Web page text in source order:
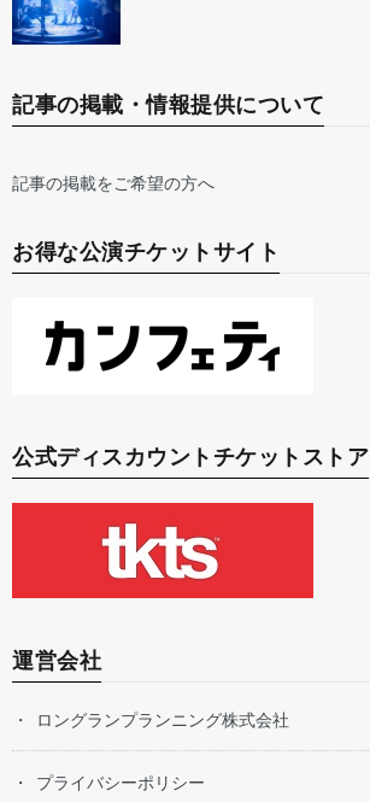
記事の掲載・情報提供について
記事の掲載をご希望の方へ
お得な公演チケットサイト
公式ディスカウントチケットストア
運営会社
ロングランプランニング株式会社
プライバシーポリシー